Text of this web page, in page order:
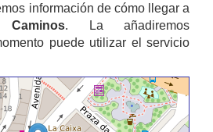
información de cómo llegar a
. La añadiremos
puede utilizar el servicio